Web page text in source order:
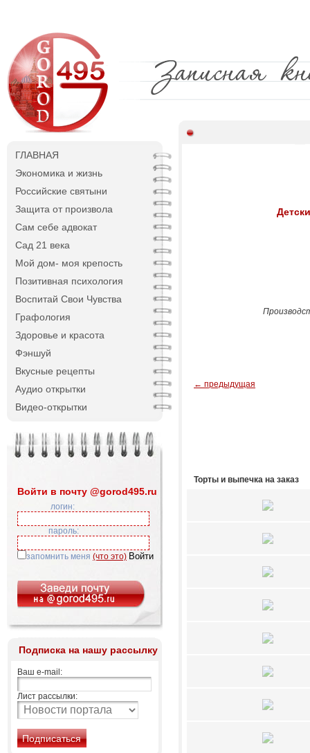
ГЛАВНАЯ
Экономика и жизнь
Российские святыни
Защита от произвола
Сам себе адвокат
Сад 21 века
Мой дом- моя крепость
Позитивная психология
Воспитай Свои Чувства
Графология
Здоровье и красота
Фэншуй
Вкусные рецепты
Аудио открытки
Видео-открытки
Войти в почту @gorod495.ru
логин:
пароль:
запомнить меня (что это)
Подписка на нашу рассылку
Ваш e-mail:
Лист рассылки:
← предыдущая
Торты и выпечка на заказ